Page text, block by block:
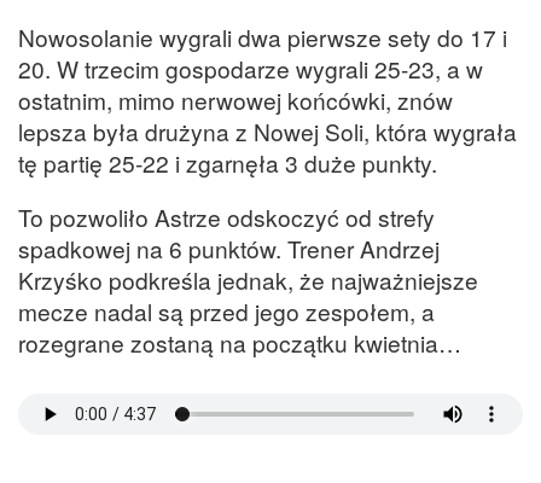
Nowosolanie wygrali dwa pierwsze sety do 17 i
20. W trzecim gospodarze wygrali 25-23, a w
ostatnim, mimo nerwowej końcówki, znów
lepsza była drużyna z Nowej Soli, która wygrała
tę partię 25-22 i zgarnęła 3 duże punkty.
To pozwoliło Astrze odskoczyć od strefy
spadkowej na 6 punktów. Trener Andrzej
Krzyśko podkreśla jednak, że najważniejsze
mecze nadal są przed jego zespołem, a
rozegrane zostaną na początku kwietnia…